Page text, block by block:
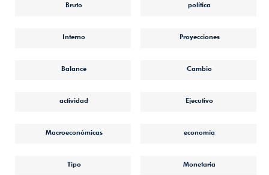
Bruto política
Interno Proyecciones
Balance Cambio
actividad Ejecutivo
Macroeconómicas economía
Tipo Monetaria